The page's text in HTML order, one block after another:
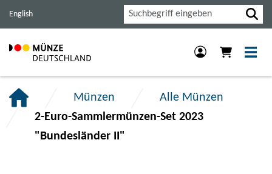
Haupt-
anspringen.
Inhalt
anspringen.
Footer
anspringen.
English Suche
Münzen
Alle Münzen
2-Euro-Sammlermünzen-Set 2023
"Bundesländer II"